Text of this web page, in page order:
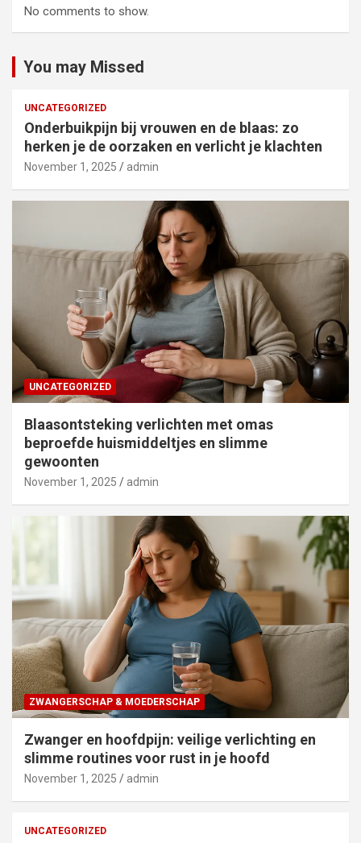
No comments to show.
You may Missed
UNCATEGORIZED
Onderbuikpijn bij vrouwen en de blaas: zo
herken je de oorzaken en verlicht je klachten
November 1, 2025 admin
UNCATEGORIZED
Blaasontsteking verlichten met omas
beproefde huismiddeltjes en slimme
gewoonten
November 1, 2025 admin
ZWANGERSCHAP & MOEDERSCHAP
Zwanger en hoofdpijn: veilige verlichting en
slimme routines voor rust in je hoofd
November 1, 2025 admin
UNCATEGORIZED